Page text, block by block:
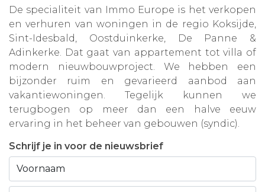
De specialiteit van Immo Europe is het verkopen
en verhuren van woningen in de regio Koksijde,
Sint-Idesbald, Oostduinkerke, De Panne &
Adinkerke. Dat gaat van appartement tot villa of
modern nieuwbouwproject. We hebben een
bijzonder ruim en gevarieerd aanbod aan
vakantiewoningen. Tegelijk kunnen we
terugbogen op meer dan een halve eeuw
ervaring in het beheer van gebouwen (syndic).
Schrijf je in voor de nieuwsbrief